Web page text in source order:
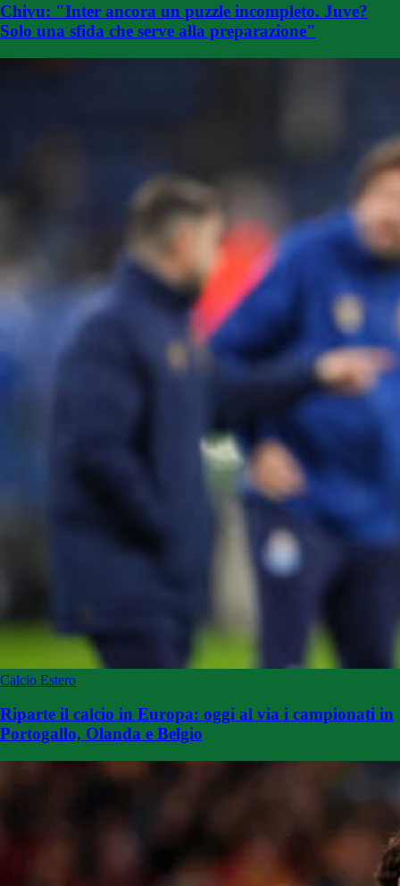
Chivu: "Inter ancora un puzzle incompleto. Juve?
Solo una sfida che serve alla preparazione"
Calcio Estero
Riparte il calcio in Europa: oggi al via i campionati in
Portogallo, Olanda e Belgio